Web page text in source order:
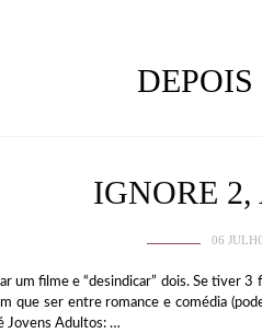
DEPOIS
IGNORE 2,
06
um filme e “desindicar” dois. Se tiver
que ser entre romance e comédia
Jovens Adultos: …